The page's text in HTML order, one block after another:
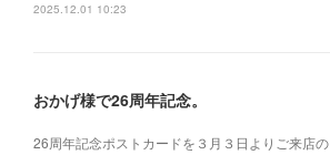
2025.12.01 10:23
おかげ様で26周年記念。
26周年記念ポストカードを３月３日よりご来店の